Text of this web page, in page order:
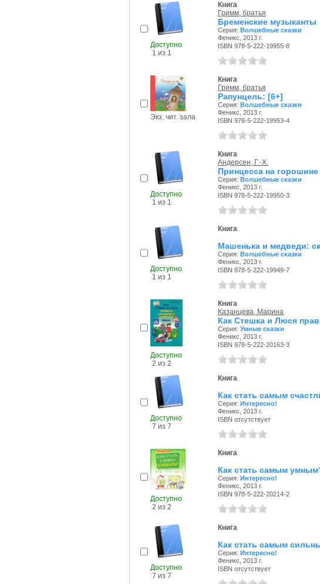
Доступно
1 из 1
Книга
Гримм, братья
Бременские музыканты
Серия: Волшебные сказки
Феникс, 2013 г.
ISBN 978-5-222-19955-8
Экз. чит. зала
Книга
Гримм, братья
Рапунцель: [6+]
Серия: Волшебные сказки
Феникс, 2013 г.
ISBN 978-5-222-19953-4
Доступно
1 из 1
Книга
Андерсен, Г.-Х.
Принцесса на горошине
Серия: Волшебные сказки
Феникс, 2013 г.
ISBN 978-5-222-19950-3
Доступно
1 из 1
Книга
Машенька и медведи:
Серия: Волшебные сказки
Феникс, 2013 г.
ISBN 978-5-222-19949-7
Доступно
2 из 2
Книга
Казанцева, Марина
Как Стешка и Люся
Серия: Умные сказки
Феникс, 2013 г.
ISBN 978-5-222-20163-3
Доступно
7 из 7
Книга
Как стать самым
Серия: Интересно!
Феникс, 2013 г.
ISBN отсутствует
Доступно
2 из 2
Книга
Как стать самым
Серия: Интересно!
Феникс, 2013 г.
ISBN 978-5-222-20214-2
Доступно
7 из 7
Книга
Как стать самым
Серия: Интересно!
Феникс, 2013 г.
ISBN отсутствует